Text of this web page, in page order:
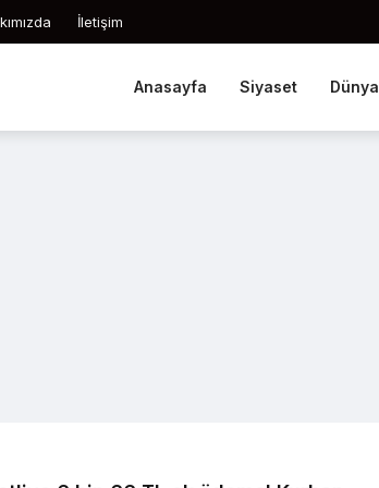
İletişim
Anasayfa Siyaset Dünya